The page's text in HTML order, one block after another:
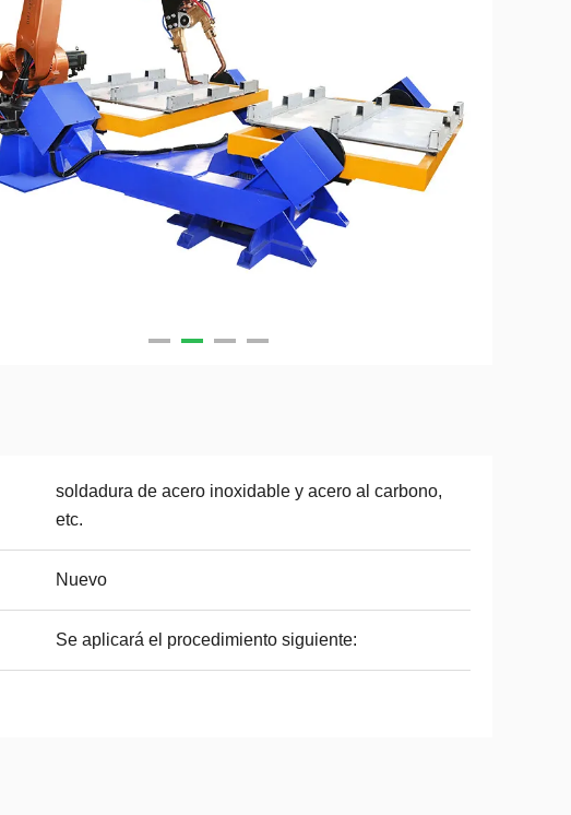
soldadura de acero inoxidable y acero al carbono,
etc.
Nuevo
Se aplicará el procedimiento siguiente: